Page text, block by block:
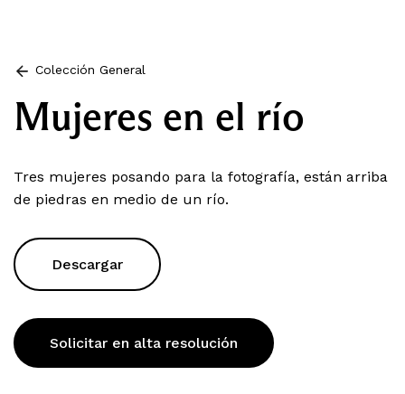
Colección General
Mujeres en el río
Tres mujeres posando para la fotografía, están arriba
de piedras en medio de un río.
Descargar
Solicitar en alta resolución